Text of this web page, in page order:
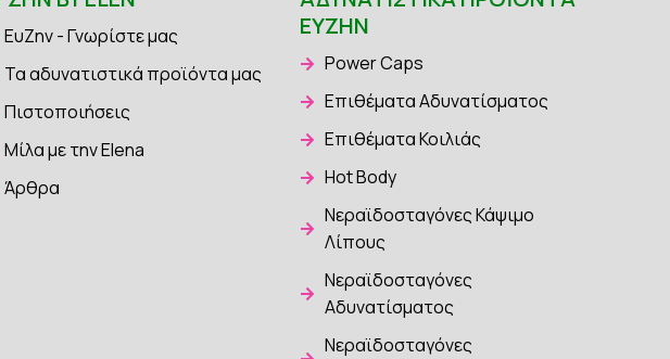
ΕυΖην - Γνωρίστε μας
Τα αδυνατιστικά προϊόντα μας
Πιστοποιήσεις
Μίλα με την Elena
Άρθρα
ΕΥΖΗΝ
Power Caps
Επιθέματα Αδυνατίσματος
Επιθέματα Κοιλιάς
Hot Body
Νεραϊδοσταγόνες Κάψιμο
Λίπους
Νεραϊδοσταγόνες
Αδυνατίσματος
Νεραϊδοσταγόνες